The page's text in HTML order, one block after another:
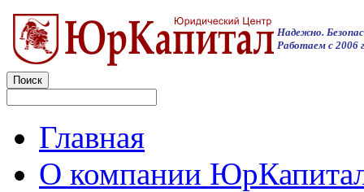
Надежно.
Работаем с 2006
Главная
О компании